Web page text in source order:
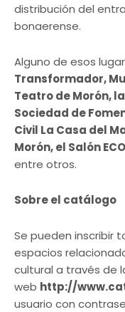
distribución del
bonaerense.
Alguno de esos
Transformador,
Teatro de Morón,
Sociedad de
Civil La Casa del
Morón, el Salón
entre otros.
Sobre el catálogo
Se pueden inscribir
espacios
cultural a través de
web http://
usuario con